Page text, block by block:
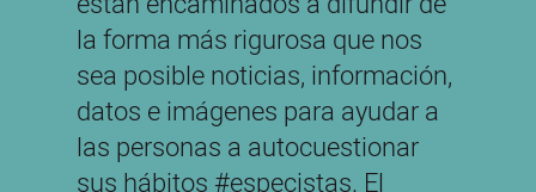
la forma más rigurosa que nos
sea posible noticias, información,
datos e imágenes para ayudar a
las personas a autocuestionar
sus hábitos #especistas. El